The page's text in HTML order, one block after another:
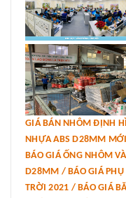
GIÁ BÁN NHÔM ĐỊNH
NHỰA ABS D28MM
BÁO GIÁ ỐNG NHÔM
D28MM / BÁO GIÁ PHỤ
TRỜI 2021 / BÁO GIÁ